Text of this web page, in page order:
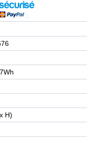
H)